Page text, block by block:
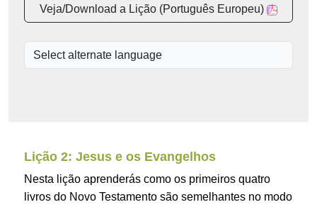
Veja/Download a Lição (Português Europeu)
Lição 2: Jesus e os Evangelhos
Nesta lição aprenderás como os primeiros quatro
livros do Novo Testamento são semelhantes no modo